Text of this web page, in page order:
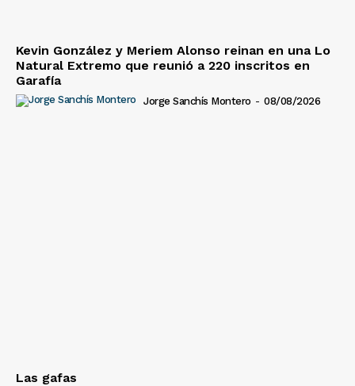
Kevin González y Meriem Alonso reinan en una Lo
Natural Extremo que reunió a 220 inscritos en
Garafía
Jorge Sanchís Montero - 08/08/2026
Las gafas